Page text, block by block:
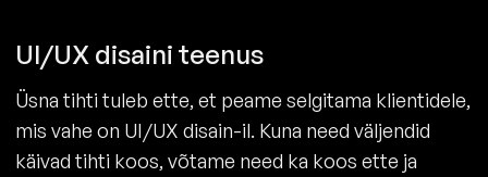
UI/UX disaini teenus
Üsna tihti tuleb ette, et peame selgitama klientidele,
mis vahe on UI/UX disain-il. Kuna need väljendid
käivad tihti koos, võtame need ka koos ette ja